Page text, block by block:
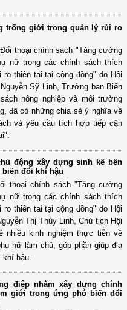
trống giới trong quản lý rủi ro
thoại chính sách "Tăng cường
nữ trong các chính sách thích
thiên tai tại cộng đồng" do Hội
Sỹ Linh, Trưởng ban Biến
nông nghiệp và môi trường
đã có những chia sẻ ý nghĩa về
và yêu cầu tích hợp tiếp cận
động xây dựng sinh kế bền
đổi khí hậu
thoại chính sách "Tăng cường
nữ trong các chính sách thích
thiên tai tại cộng đồng" do Hội
Thị Thùy Linh, Chủ tịch Hội
nhiều kinh nghiệm thực tiễn về
nữ làm chủ, góp phần giúp địa
hậu.
điệp nhằm xây dựng chính
giới trong ứng phó biến đổi